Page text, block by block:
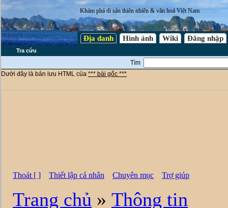
Khám phá di sản thiên nhiên & văn hoá Việt Nam
Địa danh Hình ảnh Wiki Đăng nhập
Tra cứu
Tìm
Dưới đây là bản lưu HTML của *** bài gốc ***